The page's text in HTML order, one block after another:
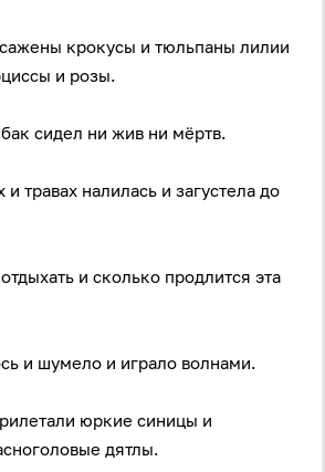
крокусы и тюльпаны лилии
и розы.
сидел ни жив ни мёртв.
и травах налилась и загустела до
и сколько продлится эта
и шумело и играло волнами.
юркие синицы и
дятлы.